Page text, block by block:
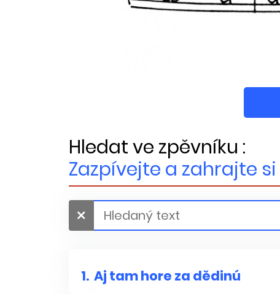
Hledat ve zpěvníku :
Zazpívejte a zahrajte
1. Aj tam hore za dědinú